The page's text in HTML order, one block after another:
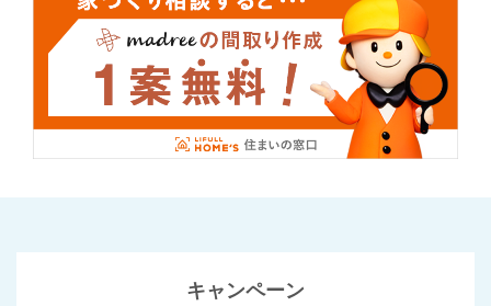
キャンペーン